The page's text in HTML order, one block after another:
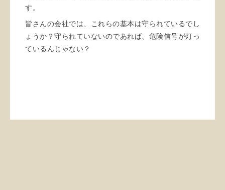
す。
皆さんの会社では、これらの基本は守られているでし
ょうか？守られていないのであれば、危険信号が灯っ
ているんじゃない？